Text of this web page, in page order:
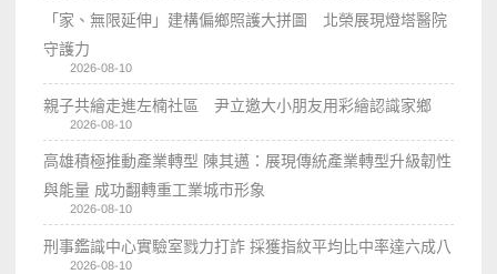
「家、無限延伸」建構偏鄉照護大拼圖 北榮展現燈塔醫院
守護力
2026-08-10
親子共繪走進左楠社區 尹立邀大小朋友用彩繪認識家鄉
2026-08-10
高雄積極推動產業轉型 陳其邁：展現傳統產業轉型升級韌性
與能量 成功翻轉重工業城市形象
2026-08-10
刑事鑑識中心實驗室戮力打詐 採獲指紋平均比中率達六成八
2026-08-10